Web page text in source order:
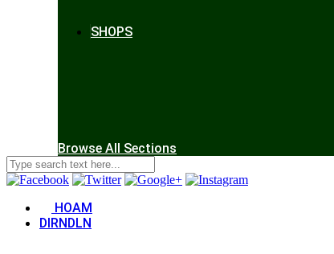
SHOPS
Browse All Sections
HOAM
DIRNDLN